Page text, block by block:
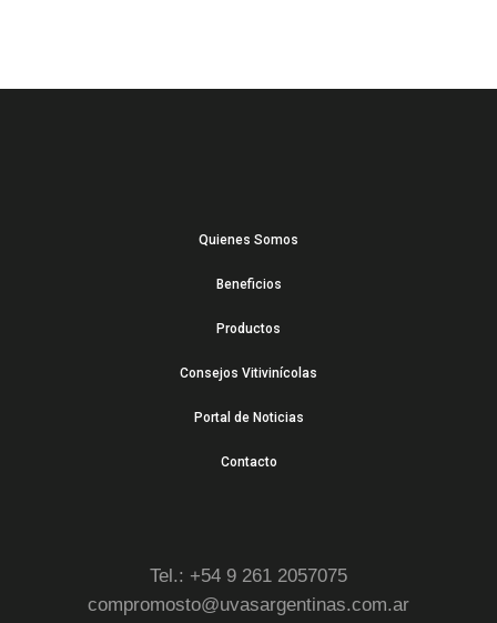
Quienes Somos
Beneficios
Productos
Consejos Vitivinícolas
Portal de Noticias
Contacto
Tel.: +54 9 261 2057075
compromosto@uvasargentinas.com.ar